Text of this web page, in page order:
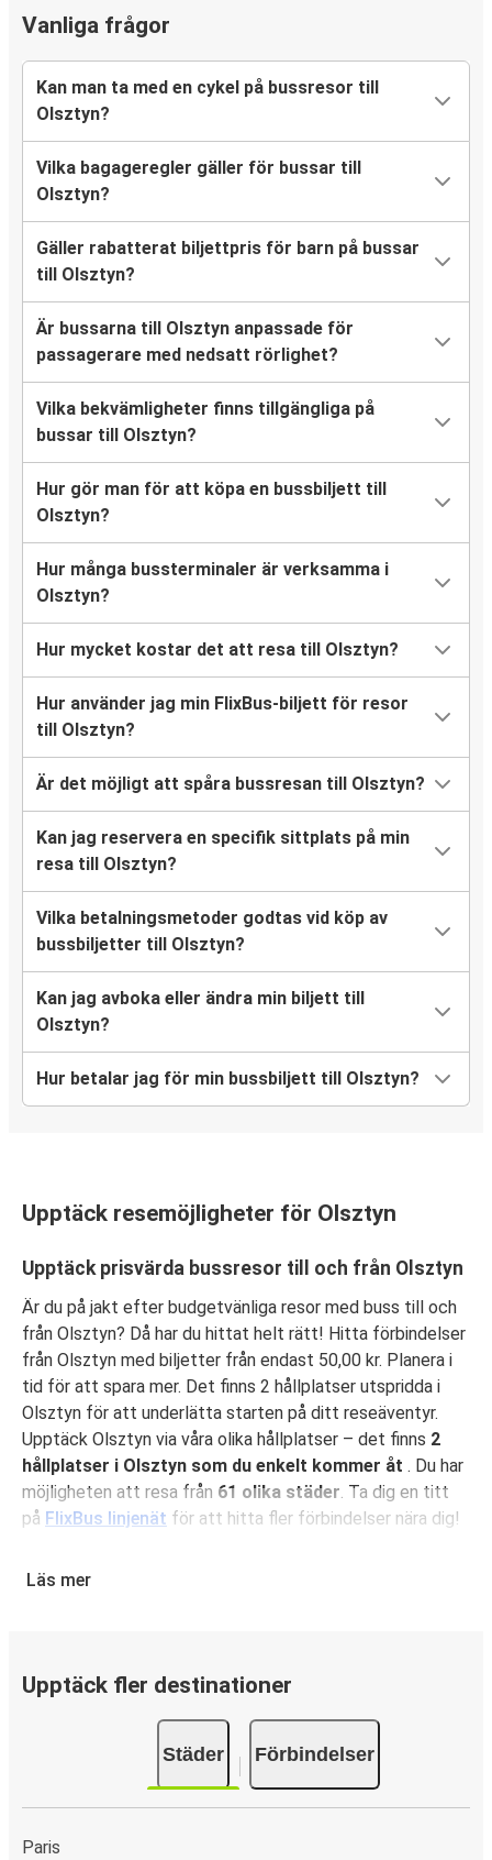
Vanliga frågor
Kan man ta med en cykel på bussresor till
Olsztyn?
Vilka bagageregler gäller för bussar till
Olsztyn?
Gäller rabatterat biljettpris för barn på bussar
till Olsztyn?
Är bussarna till Olsztyn anpassade för
passagerare med nedsatt rörlighet?
Vilka bekvämligheter finns tillgängliga på
bussar till Olsztyn?
Hur gör man för att köpa en bussbiljett till
Olsztyn?
Hur många bussterminaler är verksamma i
Olsztyn?
Hur mycket kostar det att resa till Olsztyn?
Hur använder jag min FlixBus-biljett för resor
till Olsztyn?
Är det möjligt att spåra bussresan till Olsztyn?
Kan jag reservera en specifik sittplats på min
resa till Olsztyn?
Vilka betalningsmetoder godtas vid köp av
bussbiljetter till Olsztyn?
Kan jag avboka eller ändra min biljett till
Olsztyn?
Hur betalar jag för min bussbiljett till Olsztyn?
Upptäck resemöjligheter för Olsztyn
Upptäck prisvärda bussresor till och från Olsztyn
Är du på jakt efter budgetvänliga resor med buss till och
från Olsztyn? Då har du hittat helt rätt! Hitta förbindelser
från Olsztyn med biljetter från endast 50,00 kr. Planera i
tid för att spara mer. Det finns 2 hållplatser utspridda i
Olsztyn för att underlätta starten på ditt reseäventyr.
Upptäck Olsztyn via våra olika hållplatser – det finns 2
hållplatser i Olsztyn som du enkelt kommer åt . Du har
möjligheten att resa från 61 olika städer . Ta dig en titt
på FlixBus linjenät för att hitta fler förbindelser nära dig!
Olsztyn?
gratis Wi-Fi och laddningsuttag vid din plats. Du kan
dessutom uppgradera din reseupplevelse genom att
reservera önskad sittplats under bokningen. I din biljett
ingår både ett handbagage och en stor resväska. Jämfört
med att åka bil eller flyga är kollektivt resande med buss
faktiskt ett av de klimatsmartaste sätten att resa på. Du
Läs mer
Upptäck fler destinationer
Städer Förbindelser
Paris